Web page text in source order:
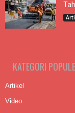
KATEGORI
Artikel
Video